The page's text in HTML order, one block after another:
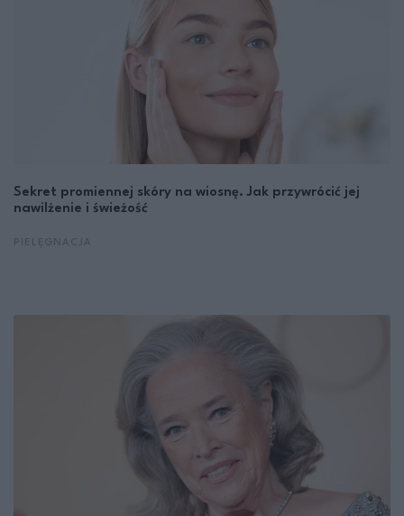
Sekret promiennej skóry na wiosnę. Jak przywrócić jej
nawilżenie i świeżość